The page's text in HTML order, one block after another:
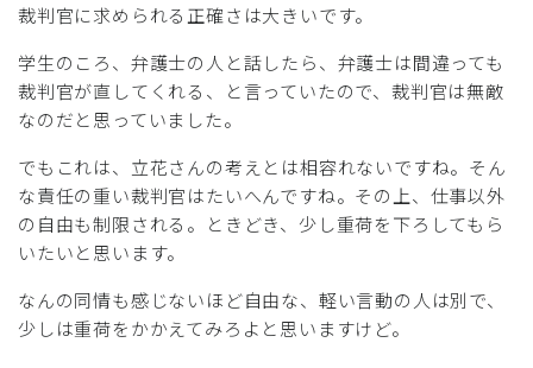
裁判官に求められる正確さは大きいです。
学生のころ、弁護士の人と話したら、弁護士は間違っても
裁判官が直してくれる、と言っていたので、裁判官は無敵
なのだと思っていました。
でもこれは、立花さんの考えとは相容れないですね。そん
な責任の重い裁判官はたいへんですね。その上、仕事以外
の自由も制限される。ときどき、少し重荷を下ろしてもら
いたいと思います。
なんの同情も感じないほど自由な、軽い言動の人は別で、
少しは重荷をかかえてみろよと思いますけど。